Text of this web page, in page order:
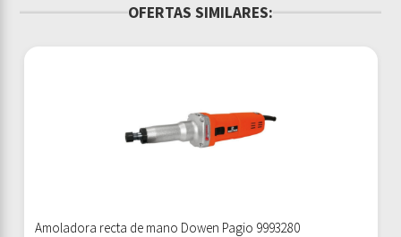
OFERTAS SIMILARES:
Amoladora recta de mano Dowen Pagio 9993280